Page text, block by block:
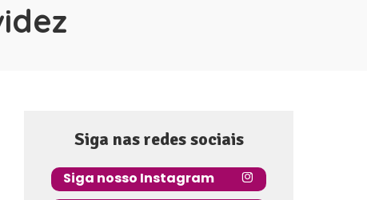
Siga nas redes sociais
Siga nosso Instagram